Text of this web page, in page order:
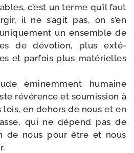
c’est un terme qu’il faut
il ne s’a­git pas, on s’en
un ensemble de
de dévo­tion, plus exté­
et par­fois plus maté­rielles
émi­nem­ment humaine
révé­rence et sou­mis­sion à
lois, en dehors de nous et en
qui ne dépend pas de
de nous pour être et nous